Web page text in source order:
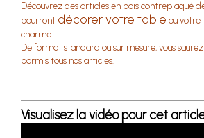
Découvrez des articles en bois contreplaqué
pourront décorer votre table ou votre
charme.
De format standard ou sur mesure, vous
parmis tous nos articles.
Visualisez la vidéo pour cet